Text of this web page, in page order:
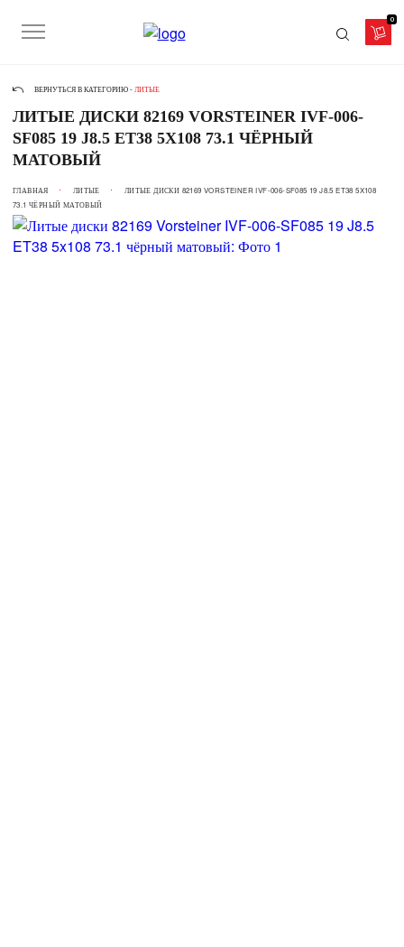
0
ВЕРНУТЬСЯ В КАТЕГОРИЮ - ЛИТЫЕ
ЛИТЫЕ ДИСКИ 82169 VORSTEINER IVF-006-
SF085 19 J8.5 ET38 5X108 73.1 ЧЁРНЫЙ
МАТОВЫЙ
ГЛАВНАЯ ЛИТЫЕ
ЛИТЫЕ ДИСКИ 82169 VORSTEINER IVF-006-SF085 19 J8.5 ET38 5X108
73.1 ЧЁРНЫЙ МАТОВЫЙ